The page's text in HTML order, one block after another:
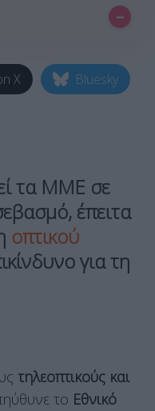
–
X Bluesky
τα ΜΜΕ σε
έπειτα
οπτικού
για τη
τηλεοπτικούς και
το Εθνικό